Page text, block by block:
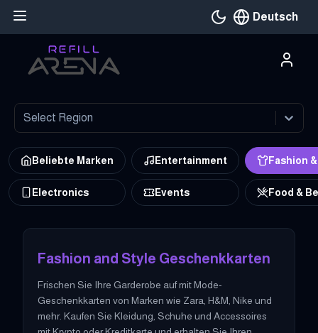
Deutsch
Aktuelle Sprache
Select Region
Beliebte Marken
Electronics
Entertainment
Events
Fashion
Food &
Fashion and Style Geschenkkarten
Frischen Sie Ihre Garderobe auf mit Mode-
Geschenkkarten von Marken wie Zara, H&M, Nike und
mehr. Kaufen Sie Kleidung, Schuhe und Accessoires